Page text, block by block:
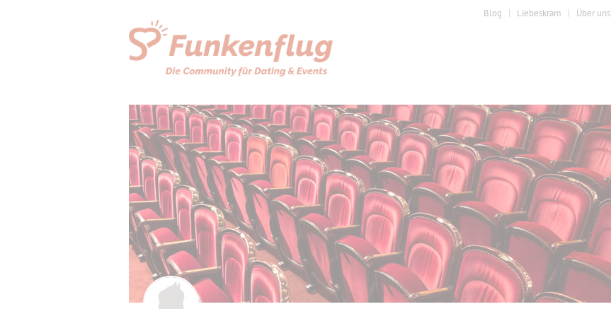
Blog Liebeskram Über uns